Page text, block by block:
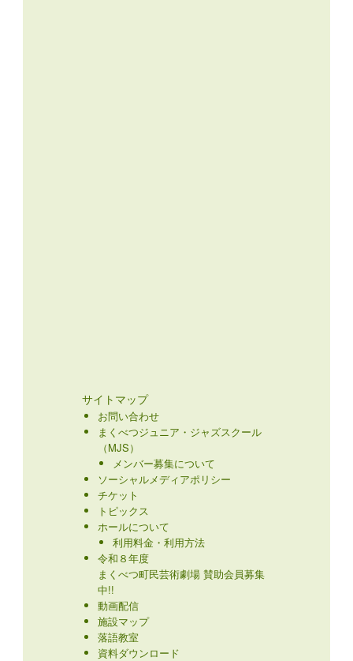
サイトマップ
お問い合わせ
まくべつジュニア・ジャズスクール
（MJS）
メンバー募集について
ソーシャルメディアポリシー
チケット
トピックス
ホールについて
利用料金・利用方法
令和８年度
まくべつ町民芸術劇場 賛助会員募集
中!!
動画配信
施設マップ
落語教室
資料ダウンロード